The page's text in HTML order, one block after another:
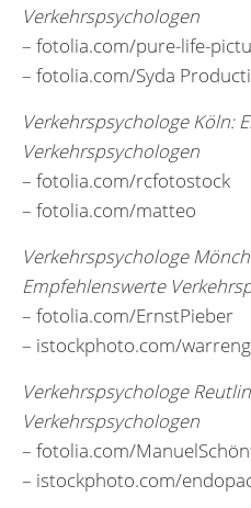
Verkehrspsychologen
– fotolia.com/pure-life-
– fotolia.com/Syda
Verkehrspsychologe Köln:
Verkehrspsychologen
– fotolia.com/rcfotostock
– fotolia.com/matteo
Verkehrspsychologe
Empfehlenswerte
– fotolia.com/ErnstPieber
– istockphoto.com/
Verkehrspsychologe
Verkehrspsychologen
– fotolia.com/
– istockphoto.com/